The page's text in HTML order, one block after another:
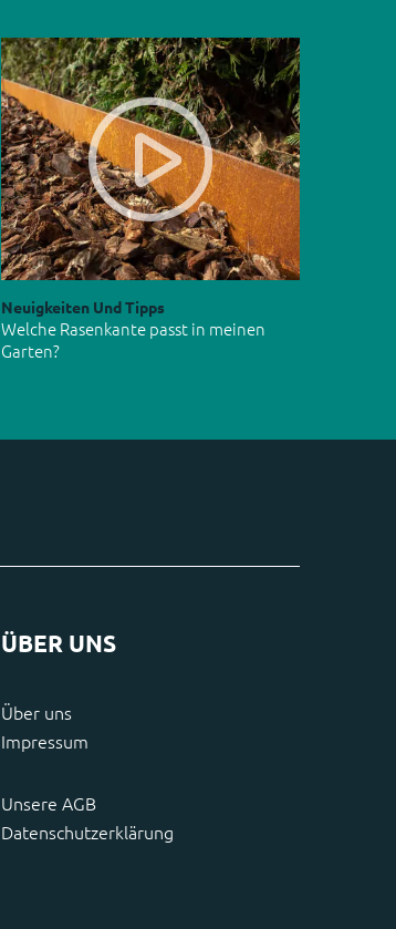
Neuigkeiten Und Tipps
Welche Rasenkante passt in meinen
Garten?
ÜBER UNS
Über uns
Impressum
Unsere AGB
Datenschutzerklärung